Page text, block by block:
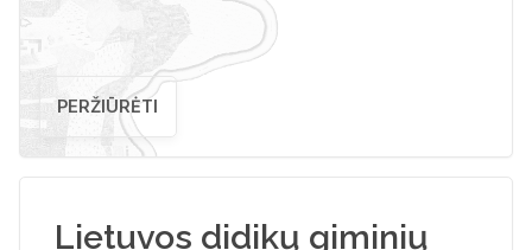
PERŽIŪRĖTI
Lietuvos didikų giminių